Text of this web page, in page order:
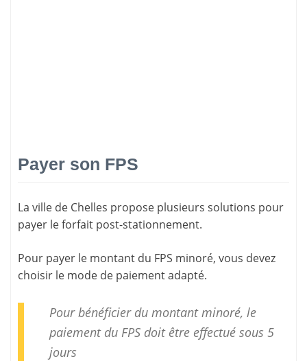
Payer son FPS
La ville de Chelles propose plusieurs solutions pour
payer le forfait post-stationnement.
Pour payer le montant du FPS minoré, vous devez
choisir le mode de paiement adapté.
Pour bénéficier du montant minoré, le
paiementdu FPS doit être effectué sous 5
jours